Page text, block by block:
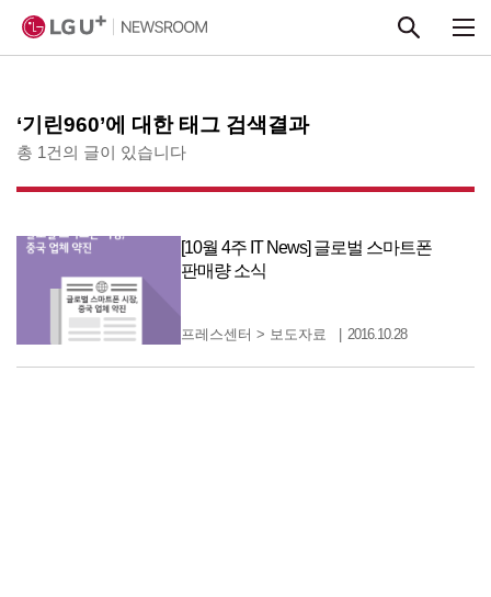
‘기린960’에 대한 태그 검색결과
총 1건의 글이 있습니다
[10월 4주 IT News] 글로벌 스마트폰
판매량 소식
프레스센터 > 보도자료 2016.10.28